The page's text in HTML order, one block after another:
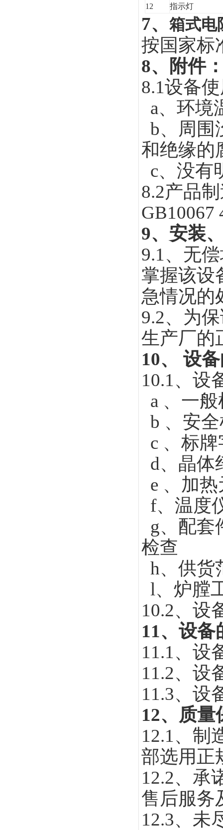
12 指示灯
7、 箱式电
按国家标
8、附件
8.1设备
a、 环境
b、 周围
和绝缘的
c、没有
8.2产品
9、安装
9.1、无
掌握该设
急情况的
9.2、 为
生产厂的
10、 设
10.1、设
a 、 一般
b 、 安
c 、 标牌
d、 晶体
e 、 加
f、温度
g、配套
检查
h、 供货
l、 炉膛
10.2、设
11、设备
11.1、设
11.2、设
11.3、设
12、质量
12.1、 制
部选用正
12.2、承
售后服务
12.3、未